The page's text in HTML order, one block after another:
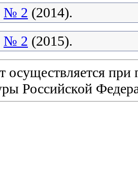
№ 2 (2014).
№ 2 (2015).
осуществляется
Российской